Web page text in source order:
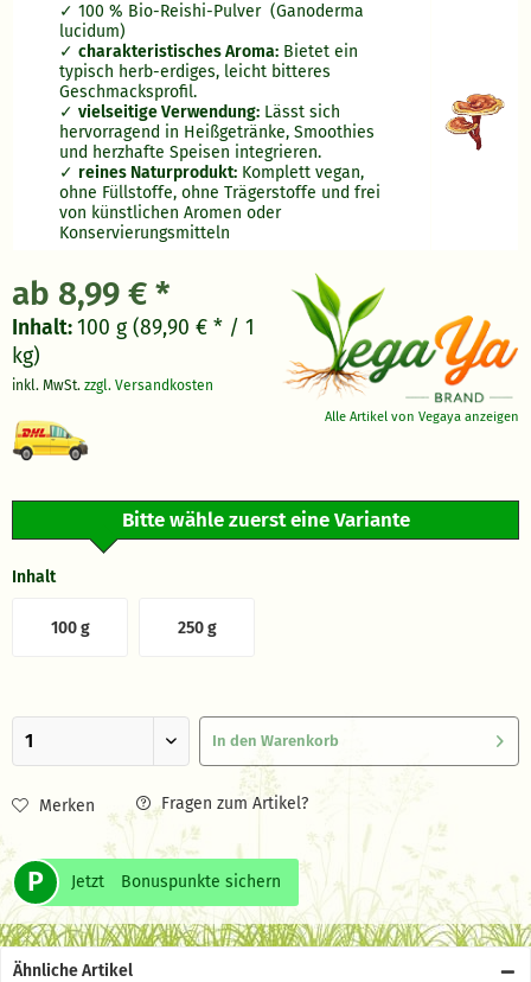
100 % Bio-Reishi-Pulver (Ganoderma
lucidum)
charakteristisches Aroma: Bietet ein
typisch herb-erdiges, leicht bitteres
Geschmacksprofil.
vielseitige Verwendung: Lässt sich
hervorragend in Heißgetränke, Smoothies
und herzhafte Speisen integrieren.
reines Naturprodukt: Komplett vegan,
ohne Füllstoffe, ohne Trägerstoffe und frei
von künstlichen Aromen oder
Konservierungsmitteln
Alle Artikel von Vegaya anzeigen
ab 8,99 € *
Inhalt:100 g (89,90 € * / 1
kg)
inkl. MwSt. zzgl. Versandkosten
Bitte wähle zuerst eine Variante
Inhalt
100 g 250 g
In den Warenkorb
Merken Fragen zum Artikel?
P Jetzt Bonuspunkte sichern
Ähnliche Artikel